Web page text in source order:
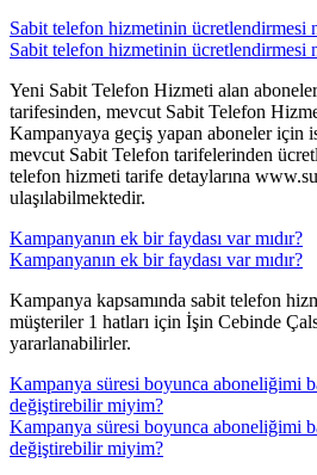
Sabit telefon hizmetinin ücretlendirmesi
Sabit telefon hizmetinin ücretlendirmesi
​Yeni Sabit Telefon Hizmeti alan
tarifesinden, mevcut Sabit Telefon
Kampanyaya geçiş yapan aboneler için
mevcut Sabit Telefon tarifelerinden
telefon hizmeti tarife detaylarına
ulaşılabilmektedir.
Kampanyanın ek bir faydası var mıdır?
Kampanyanın ek bir faydası var mıdır?
​Kampanya kapsamında sabit telefon
müşteriler 1 hatları için İşin Cebinde
yararlanabilirler.
Kampanya süresi boyunca aboneliğimi
değiştirebilir miyim?
Kampanya süresi boyunca aboneliğimi
değiştirebilir miyim?